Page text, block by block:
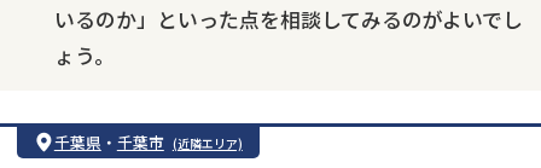
いるのか」といった点を相談してみるのがよいでし
ょう。
千葉県 ・ 千葉市 (近隣エリア)